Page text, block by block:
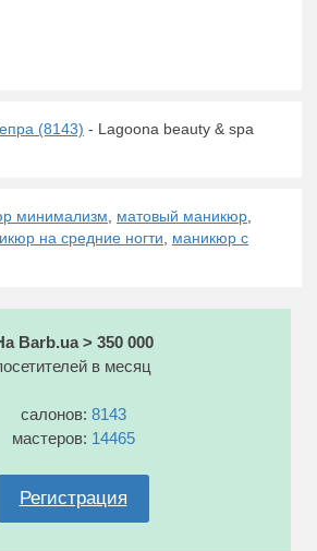
(8143) - Lagoona beauty & spa
минимализм матовый маникюр
на средние ногти
маникюр с
Barb.ua > 350 000
в месяц
салонов: 8143
мастеров: 14465
Регистрация